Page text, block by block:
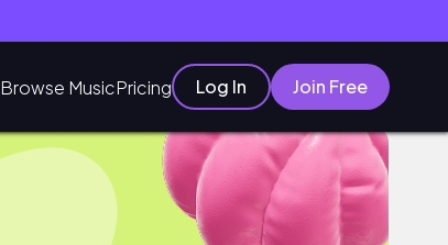
Browse MusicPricing Log In Join Free